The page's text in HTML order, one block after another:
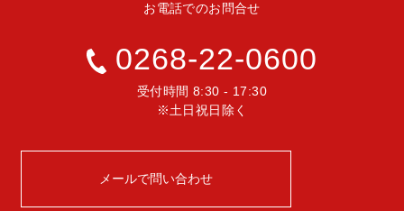
お電話でのお問合せ
0268-22-0600
受付時間 8:30 - 17:30
※土日祝日除く
メールで問い合わせ